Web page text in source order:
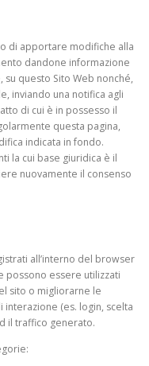
di apportare modifiche alla
dandone informazione
su questo Sito Web nonché,
inviando una notifica agli
di cui è in possesso il
questa pagina,
indicata in fondo.
la cui base giuridica è il
nuovamente il consenso
all’interno del browser
possono essere utilizzati
sito o migliorarne le
(es. login, scelta
il traffico generato.